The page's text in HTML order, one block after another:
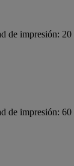
de impresión: 20
de impresión: 60